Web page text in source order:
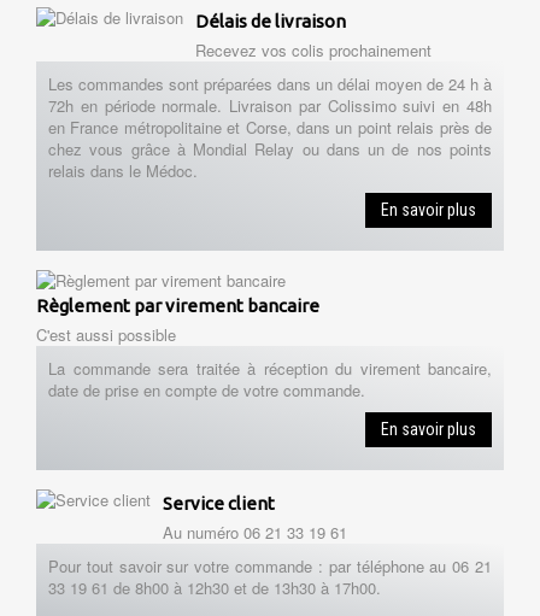
Délais de livraison
Recevez vos colis prochainement
Les commandes sont préparées dans un délai moyen de 24 h à
72h en période normale. Livraison par Colissimo suivi en 48h
en France métropolitaine et Corse, dans un point relais près de
chez vous grâce à Mondial Relay ou dans un de nos points
relais dans le Médoc.
En savoir plus
Règlement par virement bancaire
C'est aussi possible
La commande sera traitée à réception du virement bancaire,
date de prise en compte de votre commande.
En savoir plus
Service client
Au numéro 06 21 33 19 61
Pour tout savoir sur votre commande : par téléphone au 06 21
33 19 61 de 8h00 à 12h30 et de 13h30 à 17h00.